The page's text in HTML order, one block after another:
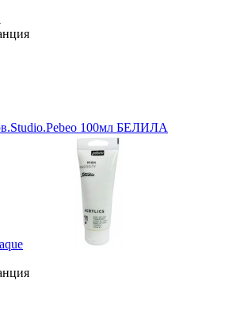
100мл БЕЛИЛА